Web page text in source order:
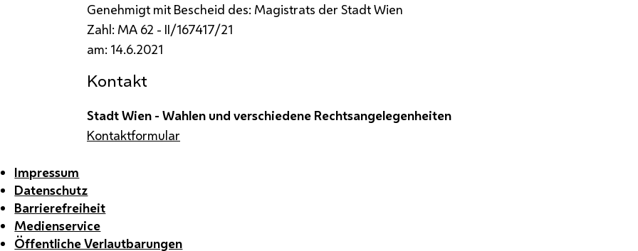
Genehmigt mit Bescheid des: Magistrats der Stadt Wien
Zahl: MA 62 - II/167417/21
am: 14.6.2021
Kontakt
Stadt Wien - Wahlen und verschiedene Rechtsangelegenheiten
Kontaktformular
Impressum
Datenschutz
Barrierefreiheit
Medienservice
Öffentliche Verlautbarungen